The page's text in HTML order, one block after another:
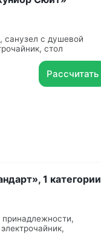
санузел с душевой
стол
Рассчитать
1 категории